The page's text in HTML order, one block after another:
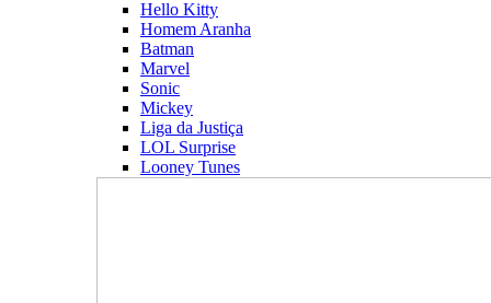
Hello Kitty
Homem Aranha
Batman
Marvel
Sonic
Mickey
Liga da Justiça
LOL Surprise
Looney Tunes